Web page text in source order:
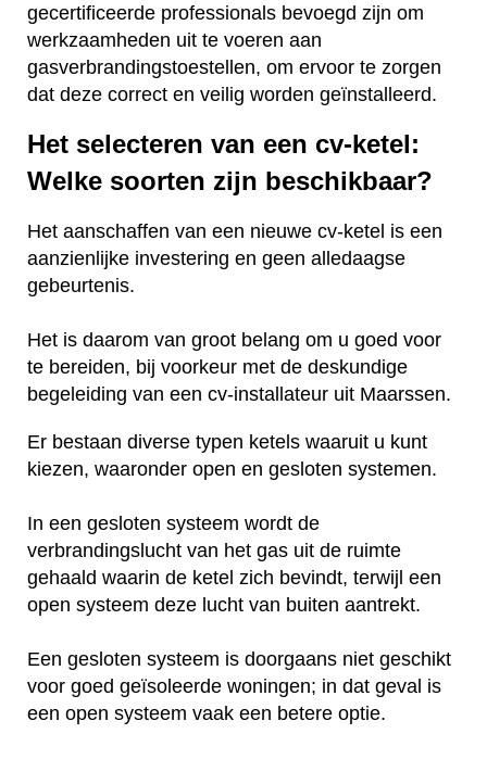
gecertificeerde professionals bevoegd zijn om
werkzaamheden uit te voeren aan
gasverbrandingstoestellen, om ervoor te zorgen
dat deze correct en veilig worden geïnstalleerd.
Het selecteren van een cv-ketel:
Welke soorten zijn beschikbaar?
Het aanschaffen van een nieuwe cv-ketel is een
aanzienlijke investering en geen alledaagse
gebeurtenis.
Het is daarom van groot belang om u goed voor
te bereiden, bij voorkeur met de deskundige
begeleiding van een cv-installateur uit Maarssen.
Er bestaan diverse typen ketels waaruit u kunt
kiezen, waaronder open en gesloten systemen.
In een gesloten systeem wordt de
verbrandingslucht van het gas uit de ruimte
gehaald waarin de ketel zich bevindt, terwijl een
open systeem deze lucht van buiten aantrekt.
Een gesloten systeem is doorgaans niet geschikt
voor goed geïsoleerde woningen; in dat geval is
een open systeem vaak een betere optie.